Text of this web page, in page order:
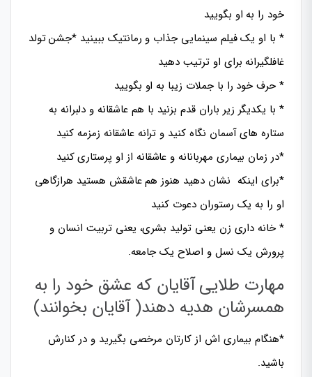
خود را به او بگویید
* با او یک فیلم سینمایی جذاب و رمانتیک ببینید *جشن تولد
غافلگیرانه برای او ترتیب دهید
* حرف خود را با جملات زیبا به او بگویید
* با یکدیگر زیر باران قدم بزنید با هم عاشقانه و دلبرانه به
ستاره های آسمان نگاه کنید و ترانه عاشقانه زمزمه کنید
*در زمان بیماری مهربانانه و عاشقانه از او پرستاری کنید
*برای اینکه نشان دهید هنوز هم عاشقش هستید هرازگاهی
او را به یک رستوران دعوت کنید
* خانه داری زن یعنی تولید بشری، یعنی تربیت انسان و
پرورش یک نسل و اصلاح یک جامعه.
مهارت طلایی آقایان که عشق خود را به
همسرشان هدیه دهند( آقایان بخوانند)
*هنگام بیماری اش از کارتان مرخصی بگیرید و در کنارش
باشید.